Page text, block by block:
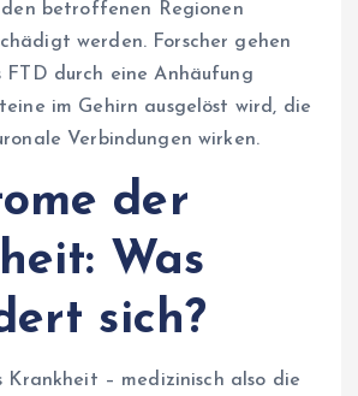
betroffenen Regionen
werden. Forscher gehen
FTD durch eine Anhäufung
im Gehirn ausgelöst wird, die
Verbindungen wirken.
der
Was
sich?
Krankheit – medizinisch also die